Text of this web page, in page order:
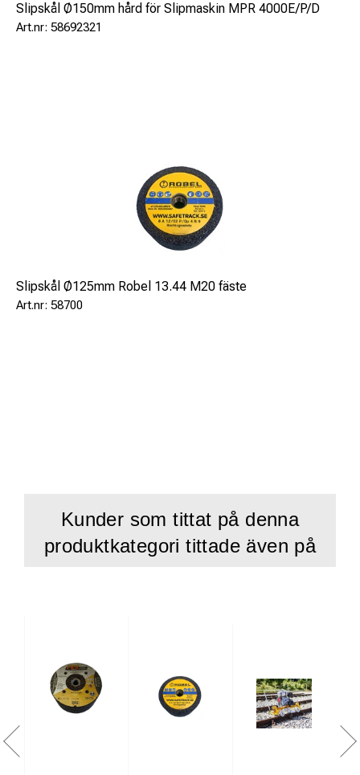
Slipskål Ø150mm hård för Slipmaskin MPR 4000E/P/D
58692321
Slipskål Ø125mm Robel 13.44 M20 fäste
58700
Kunder som tittat på denna
produktkategori tittade även på